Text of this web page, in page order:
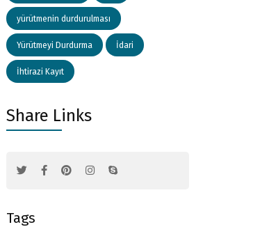
yürütmenin durdurulması
Yürütmeyi Durdurma İdari
İhtirazi Kayıt
Share Links
Tags